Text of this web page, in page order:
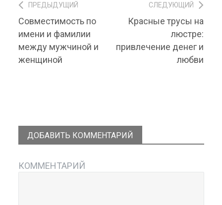
Навигация по записям
ПРЕДЫДУЩИЙ
Предыдущий
материал:
Совместимость по
имени и фамилии
между мужчиной и
женщиной
СЛЕДУЮЩИЙ
Следующий
материал:
Красные трусы на
люстре:
привлечение денег и
любви
ДОБАВИТЬ КОММЕНТАРИЙ
КОММЕНТАРИЙ